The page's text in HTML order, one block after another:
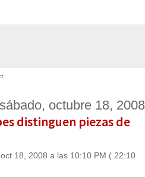
sábado, octubre 18, 2008
distinguen piezas de
18, 2008 a las 10:10 PM ( 22:10